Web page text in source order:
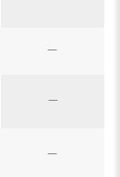
—
—
—